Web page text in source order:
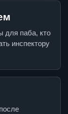
для паба, кто
инспектору